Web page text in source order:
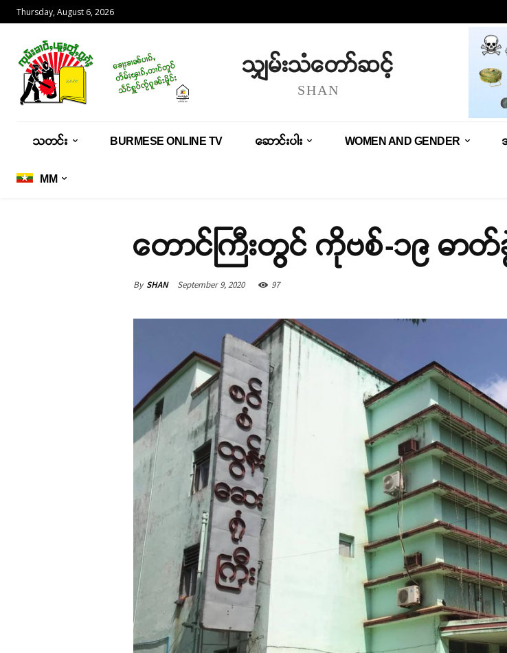
Thursday, August 6, 2026
သျှမ်းသံတော်ဆင့်
SHAN
သတင်း BURMESE ONLINE TV ဆောင်းပါး WOMEN AND GENDER
MM
တောင်ကြီးတွင် ကိုဗစ်-၁၉ ဓာတ်
By SHAN September 9, 2020 97